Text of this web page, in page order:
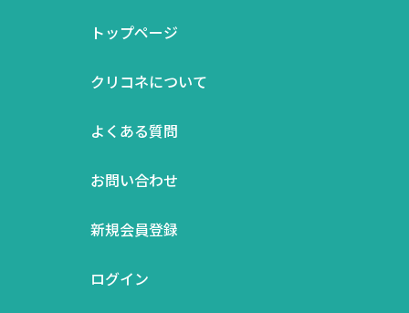
トップページ
クリコネについて
よくある質問
お問い合わせ
新規会員登録
ログイン